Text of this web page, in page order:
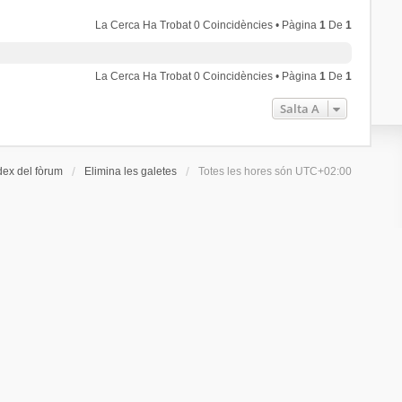
La Cerca Ha Trobat 0 Coincidències • Pàgina1 De1
La Cerca Ha Trobat 0 Coincidències • Pàgina1 De1
Salta A
del fòrum Elimina les galetes Totes les hores són UTC+02:00